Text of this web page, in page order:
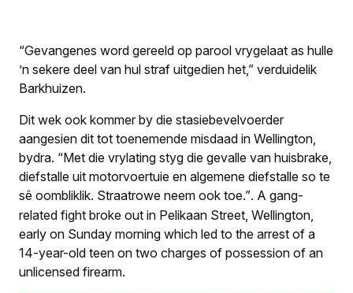
“Gevangenes word gereeld op parool vrygelaat as hulle
’n sekere deel van hul straf uitgedien het,” verduidelik
Barkhuizen.
Dit wek ook kommer by die stasiebevelvoerder
aangesien dit tot toenemende misdaad in Wellington,
bydra. “Met die vrylating styg die gevalle van huisbrake,
diefstalle uit motorvoertuie en algemene diefstalle so te
sê oombliklik. Straatrowe neem ook toe.”. A gang-
related fight broke out in Pelikaan Street, Wellington,
early on Sunday morning which led to the arrest of a
14-year-old teen on two charges of possession of an
unlicensed firearm.